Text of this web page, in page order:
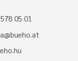
05 01